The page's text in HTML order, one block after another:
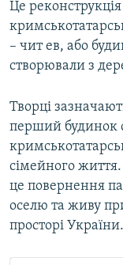
Це
– чит ев, або
створювали з
Творці
перший будинок
сімейного життя.
це повернення
оселю та живу
просторі України.